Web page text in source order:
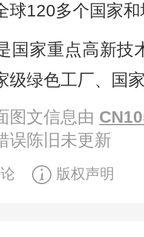
球120多个国家
国家重点高新技
级绿色工厂、国
图文信息由
误陈旧未更新
版权声明